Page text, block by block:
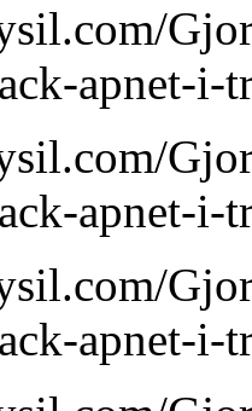
apnet-i-
apnet-i-
apnet-i-